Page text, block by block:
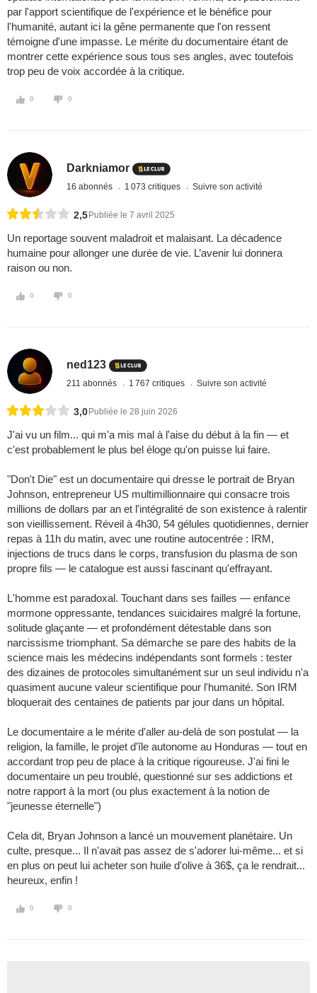
par l'apport scientifique de l'expérience et le bénéfice pour
l'humanité, autant ici la gêne permanente que l'on ressent
témoigne d'une impasse. Le mérite du documentaire étant de
montrer cette expérience sous tous ses angles, avec toutefois
trop peu de voix accordée à la critique.
0 0
Darkniamor
16 abonnés 1 073 critiques Suivre son activité
2,5 Publiée le 7 avril 2025
Un reportage souvent maladroit et malaisant. La décadence
humaine pour allonger une durée de vie. L’avenir lui donnera
raison ou non.
0 0
ned123
211 abonnés 1 767 critiques Suivre son activité
3,0 Publiée le 28 juin 2026
J'ai vu un film... qui m'a mis mal à l'aise du début à la fin — et
c'est probablement le plus bel éloge qu'on puisse lui faire.
"Don't Die" est un documentaire qui dresse le portrait de Bryan
Johnson, entrepreneur US multimillionnaire qui consacre trois
millions de dollars par an et l'intégralité de son existence à ralentir
son vieillissement. Réveil à 4h30, 54 gélules quotidiennes, dernier
repas à 11h du matin, avec une routine autocentrée : IRM,
injections de trucs dans le corps, transfusion du plasma de son
propre fils — le catalogue est aussi fascinant qu'effrayant.
L'homme est paradoxal. Touchant dans ses failles — enfance
mormone oppressante, tendances suicidaires malgré la fortune,
solitude glaçante — et profondément détestable dans son
narcissisme triomphant. Sa démarche se pare des habits de la
science mais les médecins indépendants sont formels : tester
des dizaines de protocoles simultanément sur un seul individu n'a
quasiment aucune valeur scientifique pour l'humanité. Son IRM
bloquerait des centaines de patients par jour dans un hôpital.
Le documentaire a le mérite d'aller au-delà de son postulat — la
religion, la famille, le projet d'île autonome au Honduras — tout en
accordant trop peu de place à la critique rigoureuse. J'ai fini le
documentaire un peu troublé, questionné sur ses addictions et
notre rapport à la mort (ou plus exactement à la notion de
"jeunesse éternelle")
Cela dit, Bryan Johnson a lancé un mouvement planétaire. Un
culte, presque... Il n'avait pas assez de s'adorer lui-même... et si
en plus on peut lui acheter son huile d'olive à 36$, ça le rendrait...
heureux, enfin !
0 0